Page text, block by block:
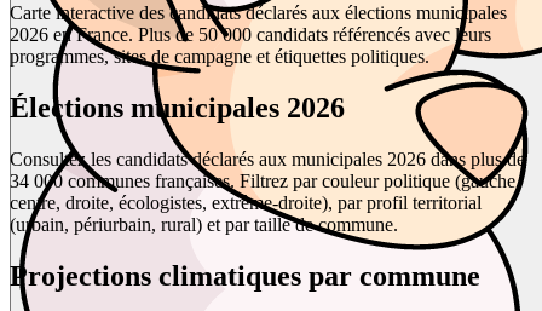
Carte interactive des candidats déclarés aux élections municipales
2026 en France. Plus de 50 000 candidats référencés avec leurs
programmes, sites de campagne et étiquettes politiques.
Élections municipales 2026
Consultez les candidats déclarés aux municipales 2026 dans plus de
34 000 communes françaises. Filtrez par couleur politique (gauche,
centre, droite, écologistes, extrême-droite), par profil territorial
(urbain, périurbain, rural) et par taille de commune.
Projections climatiques par commune